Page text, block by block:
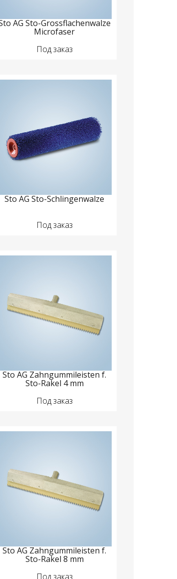
AG Sto-Grossflachenwalze
Microfaser
Под заказ
Sto AG Sto-Schlingenwalze
Под заказ
Sto AG Zahngummileisten f.
Sto-Rakel 4 mm
Под заказ
Sto AG Zahngummileisten f.
Sto-Rakel 8 mm
Под заказ